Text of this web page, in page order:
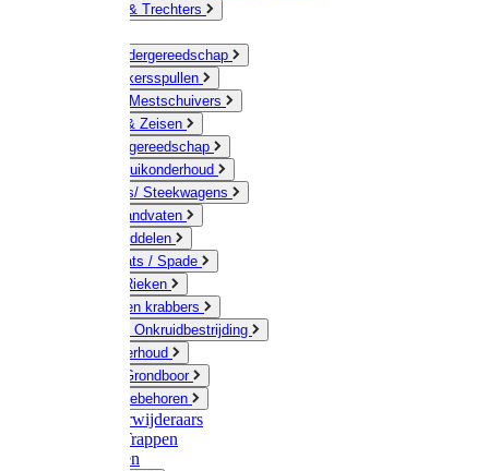
Jerrycans & Trechters
Hand-/ Kindergereedschap
Stratenmakersspullen
Sneeuw- / Mestschuivers
Baggeren & Zeisen
Elektrisch gereedschap
Boom / Struikonderhoud
Kruiwagens/ Steekwagens
Stelen / Handvaten
Tuinhulpmiddelen
Schop / Bats / Spade
Vorken & Rieken
Cultivator en krabbers
Schoffels / Onkruidbestrijding
Gazononderhoud
Hamers / Grondboor
Sledes / toebehoren
Onkruidverwijderaars
Ladders / Trappen
Werkbanken